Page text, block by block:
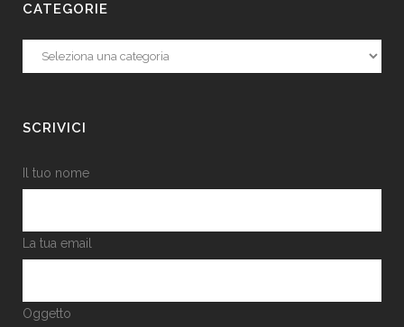
CATEGORIE
Categorie
SCRIVICI
Il tuo nome
La tua email
Oggetto